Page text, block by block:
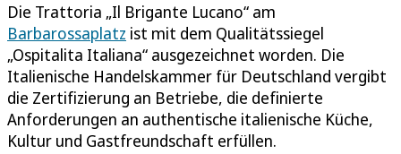
Die Trattoria „Il Brigante Lucano“ am
Barbarossaplatz ist mit dem Qualitätssiegel
„Ospitalita Italiana“ ausgezeichnet worden. Die
Italienische Handelskammer für Deutschland vergibt
die Zertifizierung an Betriebe, die definierte
Anforderungen an authentische italienische Küche,
Kultur und Gastfreundschaft erfüllen.